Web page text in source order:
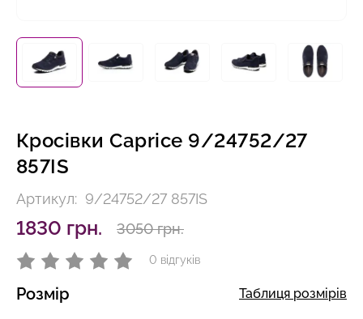
Кросівки Caprice 9/24752/27
857IS
Артикул: 9/24752/27 857IS
1830 грн. 3050 грн.
0 відгуків
Розмір Таблиця розмірів